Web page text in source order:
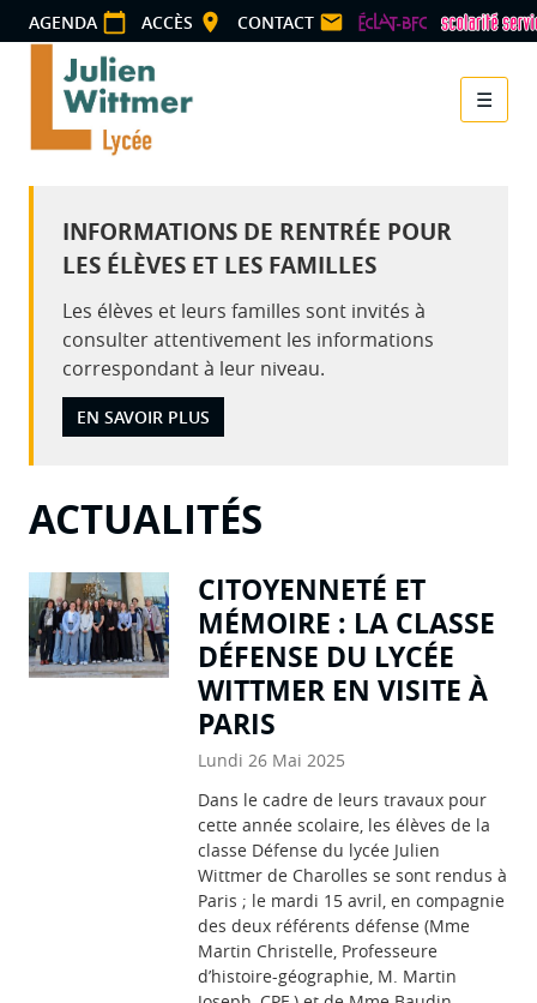
AGENDA ACCÈS CONTACT
☰
Menu
INFORMATIONS DE RENTRÉE POUR
LES ÉLÈVES ET LES FAMILLES
Les élèves et leurs familles sont invités à
consulter attentivement les informations
correspondant à leur niveau.
EN SAVOIR PLUS
ACTUALITÉS
CITOYENNETÉ ET
MÉMOIRE : LA CLASSE
DÉFENSE DU LYCÉE
WITTMER EN VISITE À
PARIS
Lundi 26 Mai 2025
Dans le cadre de leurs travaux pour
cette année scolaire, les élèves de la
classe Défense du lycée Julien
Wittmer de Charolles se sont rendus à
Paris ; le mardi 15 avril, en compagnie
des deux référents défense (Mme
Martin Christelle, Professeure
d’histoire-géographie, M. Martin
Panneau de gestion des cookies